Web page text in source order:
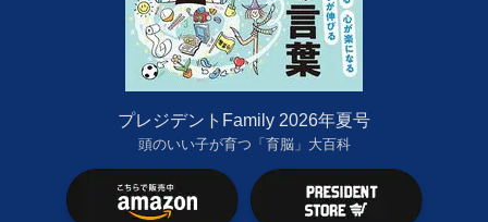
プレジデントFamily 2026年夏号
頭のいい子が育つ「育脳」大百科